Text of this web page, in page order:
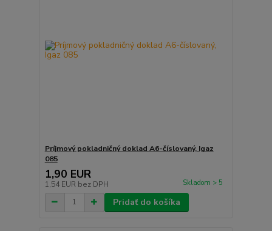
Príjmový pokladničný doklad A6-číslovaný, Igaz
085
1,90 EUR
1,54 EUR bez DPH Skladom > 5
Pridať do košíka